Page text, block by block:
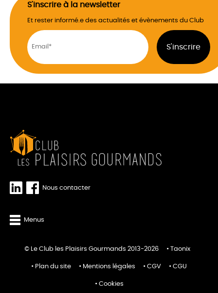
S'inscrire à la newsletter
Et rester informé.e des actualités et évènements du Club
Nous contacter
Menus
© Le Club les Plaisirs Gourmands 2013-2026 Taonix
Plan du site Mentions légales CGV CGU
Cookies